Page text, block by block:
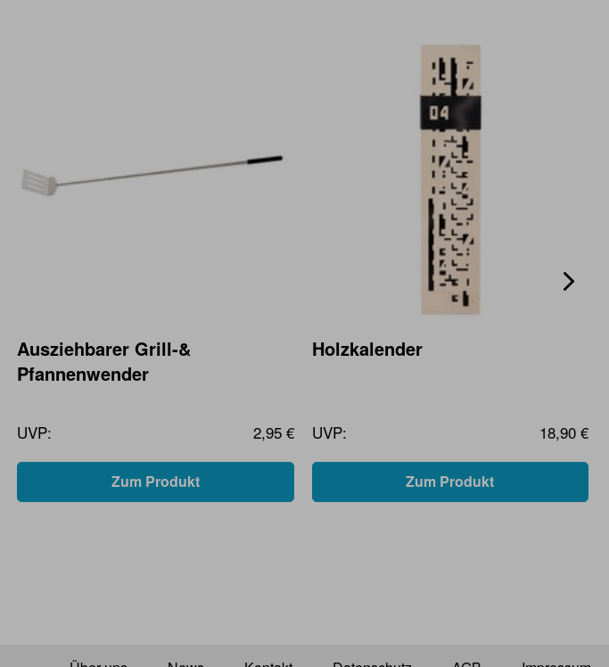
Ausziehbarer Grill-&
Pfannenwender
UVP: 2,95 €
Zum Produkt
Holzkalender
UVP: 18,90 €
Zum Produkt